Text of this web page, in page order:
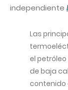
independiente
Las
el
de baja
contenido